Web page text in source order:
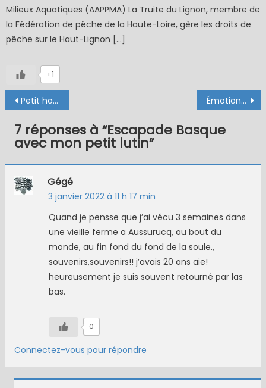
Milieux Aquatiques (AAPPMA) La Truite du Lignon, membre de
la Fédération de pêche de la Haute-Loire, gère les droits de
pêche sur le Haut-Lignon […]
+1
Navigation
de
l’article
Petit hommage à Jim Harrison Émotions sur la Nive
7 réponses à “Escapade Basque
avec mon petit lutin”
Gégé
3 janvier 2022 à 11 h 17 min
Quand je pensse que j’ai vécu 3 semaines dans
une vieille ferme a Aussurucq, au bout du
monde, au fin fond du fond de la soule.,
souvenirs,souvenirs!! j’avais 20 ans aie!
heureusement je suis souvent retourné par las
bas.
0
Connectez-vous pour répondre